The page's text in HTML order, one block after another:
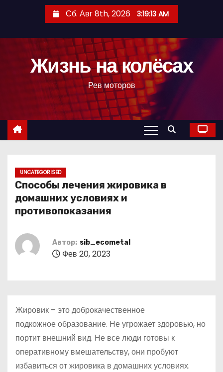
с
Сб. Авг 8th, 2026 3:19:14 AM
Жизнь на колёсах
Рев моторов
UNCATEGORISED
Способы лечения жировика в
домашних условиях и
противопоказания
Автор: sib_ecometal
Фев 20, 2023
Жировик – это доброкачественное
подкожное образование. Не угрожает здоровью, но
портит внешний вид. Не все люди готовы к
оперативному вмешательству, они пробуют
избавиться от жировика в домашних условиях.